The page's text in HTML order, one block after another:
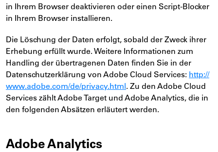
in Ihrem Browser deaktivieren oder einen Script-Blocker
in Ihrem Browser installieren.
Die Löschung der Daten erfolgt, sobald der Zweck ihrer
Erhebung erfüllt wurde. Weitere Informationen zum
Handling der übertragenen Daten finden Sie in der
Datenschutzerklärung von Adobe Cloud Services: http://
www.adobe.com/de/privacy.html. Zu den Adobe Cloud
Services zählt Adobe Target und Adobe Analytics, die in
den folgenden Absätzen erläutert werden.
Adobe Analytics